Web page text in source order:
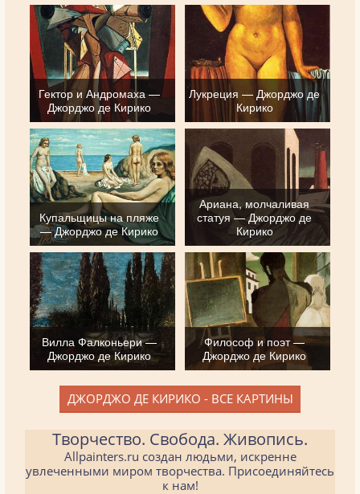
Гектор и Андромаха —
Джорджо де Кирико
Лукреция — Джорджо де
Кирико
Купальщицы на пляже
— Джорджо де Кирико
Ариана, молчаливая
статуя — Джорджо де
Кирико
Вилла Фалконьери —
Джорджо де Кирико
Философ и поэт —
Джорджо де Кирико
ДЖОРДЖО ДЕ КИРИКО - ВСЕ КАРТИНЫ
Творчество. Свобода. Живопись.
Allpainters.ru создан людьми, искренне
увлеченными миром творчества. Присоединяйтесь
к нам!